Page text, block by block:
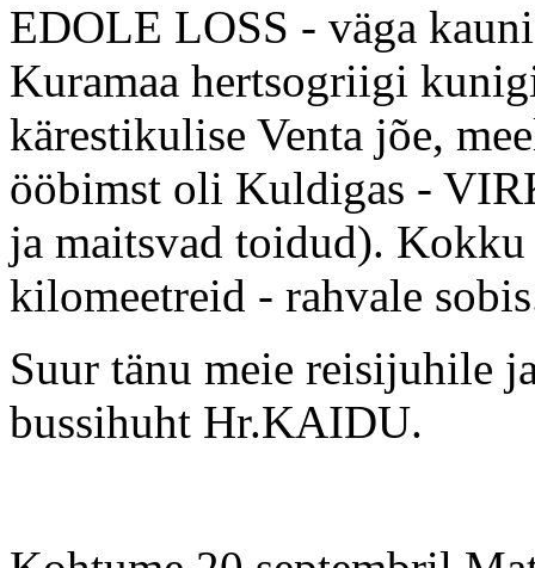
EDOLE LOSS - väga
Kuramaa hertsogriigi
kärestikulise Venta jõe,
ööbimst oli Kuldigas -
ja maitsvad toidud).
kilomeetreid - rahvale
Suur tänu meie reisijuhile
bussihuht Hr.KAIDU.